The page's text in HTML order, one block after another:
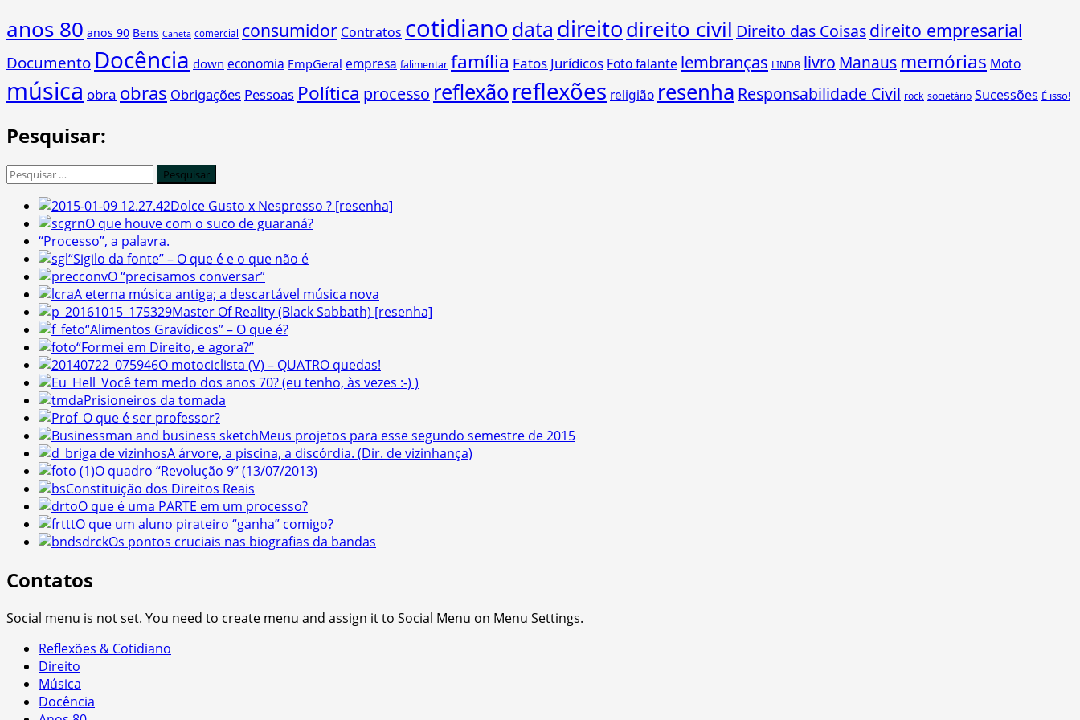
anos 80 anos 90 Bens Caneta comercial consumidor Contratos cotidianodata direitodireito civil Direito das Coisasdireito empresarial
Documento Docência down economia EmpGeral empresa falimentar família Fatos Jurídicos Foto falante lembranças LINDB livro Manaus memórias Moto
música obra obras Obrigações Pessoas Política processo reflexão reflexões religião resenha Responsabilidade Civil rock societário Sucessões É isso!
Pesquisar:
Pesquisar
Dolce Gusto x Nespresso ? [resenha]
O que houve com o suco de guaraná?
“Processo”, a palavra.
“Sigilo da fonte” – O que é e o que não é
O “precisamos conversar”
A eterna música antiga; a descartável música nova
Master Of Reality (Black Sabbath) [resenha]
“Alimentos Gravídicos” – O que é?
“Formei em Direito, e agora?”
O motociclista (V) – QUATRO quedas!
Você tem medo dos anos 70? (eu tenho, às vezes :-) )
Prisioneiros da tomada
O que é ser professor?
Meus projetos para esse segundo semestre de 2015
A árvore, a piscina, a discórdia. (Dir. de vizinhança)
O quadro “Revolução 9” (13/07/2013)
Constituição dos Direitos Reais
O que é uma PARTE em um processo?
O que um aluno pirateiro “ganha” comigo?
Os pontos cruciais nas biografias da bandas
Contatos
Social menu is not set. You need to create menu and assign it to Social Menu on Menu Settings.
Reflexões & Cotidiano
Direito
Música
Docência